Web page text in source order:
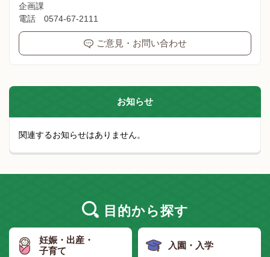
企画課
電話 0574-67-2111
ご意見・お問い合わせ
お知らせ
関連するお知らせはありません。
目的から探す
妊娠・出産・
子育て
入園・入学